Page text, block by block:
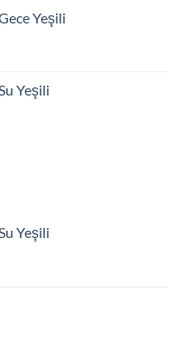
Yeşili
Yeşili
Yeşili